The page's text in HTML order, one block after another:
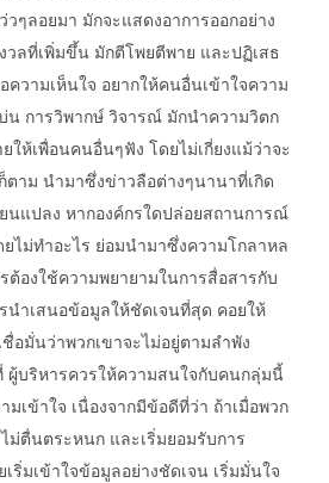
วๆลอยมา มักจะแสดงอาการออกอย่าง
วลที่เพิ่มขึ้น มักตีโพยตีพาย และปฏิเสธ
ความเห็นใจ อยากให้คนอื่นเข้าใจความ
น การวิพากษ์ วิจารณ์ มักนำความวิตก
ให้เพื่อนคนอื่นๆฟัง โดยไม่เกี่ยงแม้ว่าจะ
ตาม นำมาซึ่งข่าวลือต่างๆนานาที่เกิด
นแปลง หากองค์กรใดปล่อยสถานการณ์
ไม่ทำอะไร ย่อมนำมาซึ่งความโกลาหล
องใช้ความพยายามในการสื่อสารกับ
นำเสนอข้อมูลให้ชัดเจนที่สุด คอยให้
อมั่นว่าพวกเขาจะไม่อยู่ตามลำพัง
ผู้บริหารควรให้ความสนใจกับคนกลุ่มนี้
มเข้าใจ เนื่องจากมีข้อดีที่ว่า ถ้าเมื่อพวก
ม่ตื่นตระหนก และเริ่มยอมรับการ
ริ่มเข้าใจข้อมูลอย่างชัดเจน เริ่มมั่นใจ